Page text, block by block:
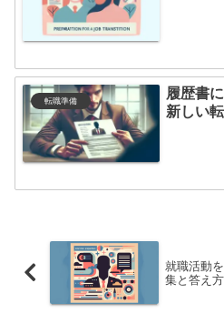
転職準備
履歴書
新しい
就職活動
集と答え